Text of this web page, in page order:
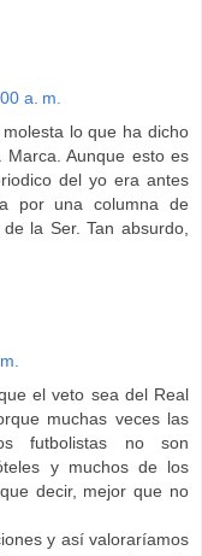
a. m.
lo que ha dicho
Aunque esto es
del yo era antes
por una columna de
la Ser. Tan absurdo,
el veto sea del Real
muchas veces las
futbolistas no son
y muchos de los
decir, mejor que no
y así valoraríamos